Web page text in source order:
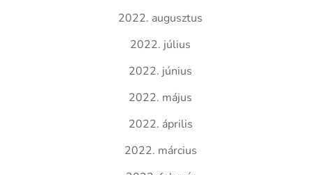
2022. augusztus
2022. július
2022. június
2022. május
2022. április
2022. március